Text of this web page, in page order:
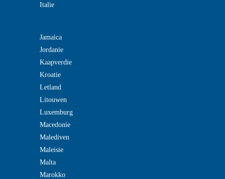
Italie
Jamaica
Jordanie
Kaapverdie
Kroatie
Letland
Litouwen
Luxemburg
Macedonie
Malediven
Maleisie
Malta
Marokko